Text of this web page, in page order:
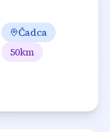
Podlahár
Čadca
50km